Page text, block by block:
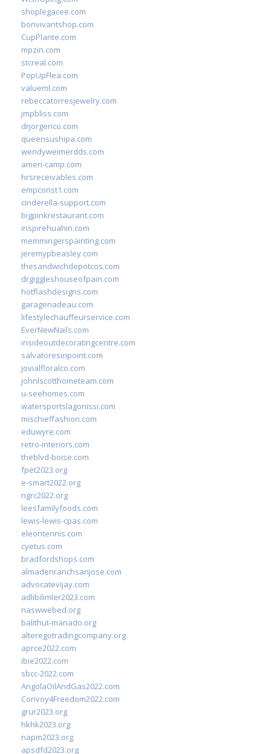
shoplegacee.com
bonvivantshop.com
CupPlante.com
mpzin.com
stcreal.com
PopUpFlea.com
valueml.com
rebeccatorresjewelry.com
jmpbliss.com
drjorgerico.com
queensushipa.com
wendyweimerdds.com
ameri-camp.com
hrsreceivables.com
empconst1.com
cinderella-support.com
bigpinkrestaurant.com
inspirehuahin.com
memmingerspainting.com
jeremypbeasley.com
thesandwichdepotcos.com
drgiggleshouseofpain.com
hotflashdesigns.com
garagenadeau.com
lifestylechauffeurservice.com
EverNewNails.com
insideoutdecoratingcentre.com
salvatoresinpoint.com
jovialfloralco.com
johnlscotthometeam.com
u-seehomes.com
watersportslagonissi.com
mischieffashion.com
eduwyre.com
retro-interiors.com
theblvd-boise.com
fpet2023.org
e-smart2022.org
ngrc2022.org
leesfamilyfoods.com
lewis-lewis-cpas.com
eleontennis.com
cyetus.com
bradfordshops.com
almadenranchsanjose.com
advocatevijay.com
adlibilimler2023.com
naswwebed.org
balithut-manado.org
alteregotradingcompany.org
aprce2022.com
ibie2022.com
sbcc-2022.com
AngolaOilAndGas2022.com
Convoy4Freedom2022.com
grur2023.org
hkhk2023.org
napm2023.org
apsdfd2023.org